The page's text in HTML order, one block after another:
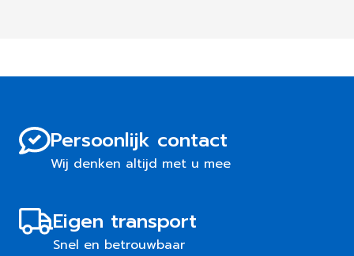
Persoonlijk contact
Wij denken altijd met u mee
Eigen transport
Snel en betrouwbaar